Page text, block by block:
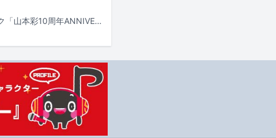
今年ソロアーティストデビュー10周年を迎える山本彩のアニバーサリーブック「山本彩10周年ANNIVERSARY BOOK（仮）」が9月24日にワニブックスから発売される。